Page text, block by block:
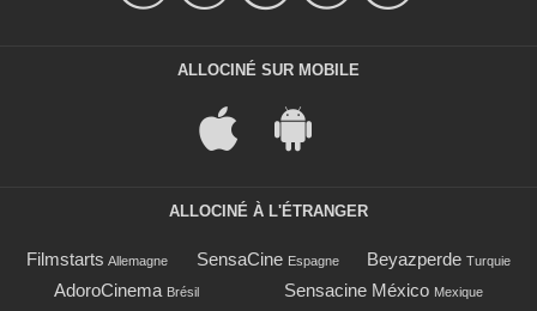
ALLOCINÉ SUR MOBILE
ALLOCINÉ À L'ÉTRANGER
Filmstarts Allemagne SensaCine Espagne Beyazperde Turquie
AdoroCinema Brésil Sensacine México Mexique